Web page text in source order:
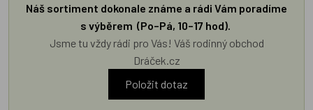
Náš sortiment dokonale známe a rádi Vám poradíme
s výběrem (Po–Pá, 10–17 hod).
Jsme tu vždy rádi pro Vás! Váš rodinný obchod
Dráček.cz
Položit dotaz